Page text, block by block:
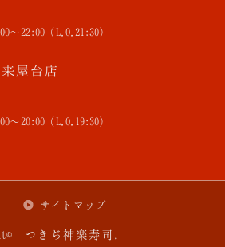
〜22:00（L.O.21:30）
屋台店
〜20:00（L.O.19:30）
サイトマップ
つきぢ神楽寿司.